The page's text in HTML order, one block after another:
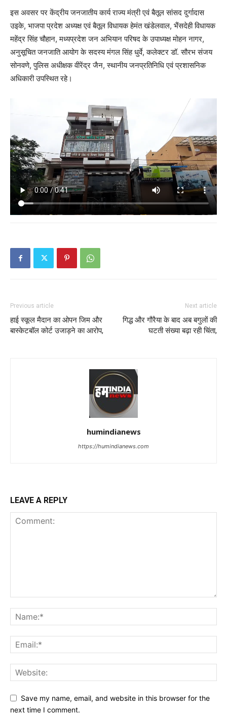
इस अवसर पर केंद्रीय जनजातीय कार्य राज्य मंत्री एवं बैतूल सांसद दुर्गादास
उइके, भाजपा प्रदेश अध्यक्ष एवं बैतूल विधायक हेमंत खंडेलवाल, भैंसदेही विधायक
महेंद्र सिंह चौहान, मध्यप्रदेश जन अभियान परिषद के उपाध्यक्ष मोहन नागर,
अनुसूचित जनजाति आयोग के सदस्य मंगल सिंह धुर्वे, कलेक्टर डॉ. सौरभ संजय
सोनवणे, पुलिस अधीक्षक वीरेंद्र जैन, स्थानीय जनप्रतिनिधि एवं प्रशासनिक
अधिकारी उपस्थित रहे।
Previous article
हाई स्कूल मैदान का ओपन जिम और
बास्केटबॉल कोर्ट उजाड़ने का आरोप,
Next article
गिद्ध और गौरैया के बाद अब बगुलों की
घटती संख्या बढ़ा रही चिंता,
humindianews
https://humindianews.com
LEAVE A REPLY
Save my name, email, and website in this browser for the
next time I comment.